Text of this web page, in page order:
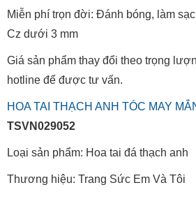
Miễn phí trọn đời: Đánh bóng, làm
Cz dưới 3 mm
Giá sản phẩm thay đổi theo trọng
hotline để được tư vấn.
HOA TAI THẠCH ANH TÓC MAY
TSVN029052
Loại sản phẩm: Hoa tai đá thạch anh
Thương hiệu: Trang Sức Em Và Tôi